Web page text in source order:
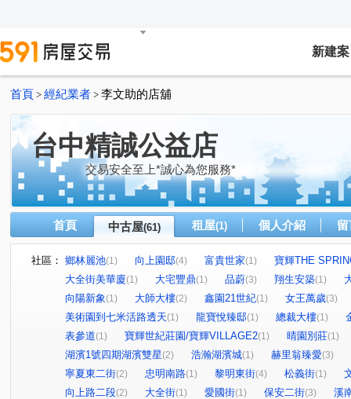
新建案
首頁 > 經紀業者 > 李文助的店舖
台中精誠公益店
交易安全至上*誠心為您服務*
首頁 中古屋(61) 租屋(1) 個人介紹
社區： 鄉林麗池(1) 向上園邸(4) 富貴世家(1)
寶輝THE
大全街美華廈(1) 大宅豐鼎(1) 品蔚(3) 翔生安築(1)
向陽新象(1) 大師大樓(2) 鑫園21世紀(1) 女王萬歲(3)
美術園到七米活路透天(1) 龍寶悅臻邸(1) 總裁大樓(1)
表參道(1) 寶輝世紀莊園/寶輝VILLAGE2(1) 晴園別莊(1)
湖濱1號四期湖濱雙星(2) 浩瀚湖濱城(1) 赫里翁臻愛(3)
寧夏東二街(2) 忠明南路(1) 黎明東街(4) 松義街(1)
向上路二段(2) 大全街(1) 愛國街(1) 保安二街(3)
溪